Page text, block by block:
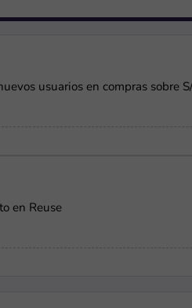
usuarios en compras sobre
en Reuse